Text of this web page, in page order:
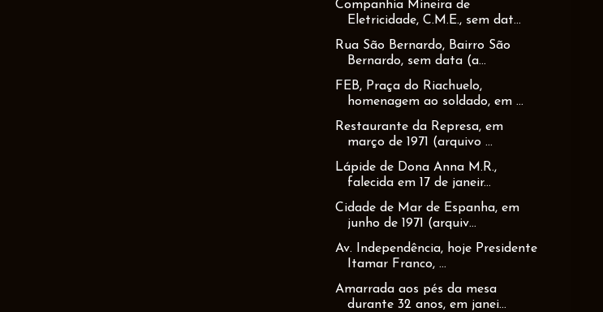
Companhia Mineira de
Eletricidade, C.M.E., sem dat...
Rua São Bernardo, Bairro São
Bernardo, sem data (a...
FEB, Praça do Riachuelo,
homenagem ao soldado, em ...
Restaurante da Represa, em
março de 1971 (arquivo ...
Lápide de Dona Anna M.R.,
falecida em 17 de janeir...
Cidade de Mar de Espanha, em
junho de 1971 (arquiv...
Av. Independência, hoje Presidente
Itamar Franco, ...
Amarrada aos pés da mesa
durante 32 anos, em janei...